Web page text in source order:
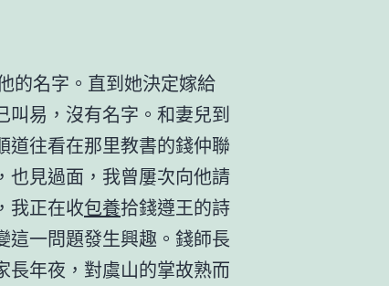
的名字。直到她決定嫁給
叫易，沒有名字。和妻兒到
道往看在那里教書的錢仲聯
也見過面，我曾屢次向他請
我正在收包養拾錢遵王的詩
這一問題發生興趣。錢師長
長年夜，對虞山的掌故熟而